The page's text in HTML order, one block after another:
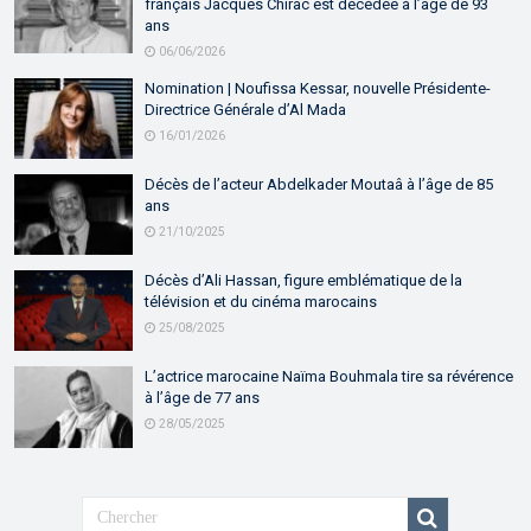
français Jacques Chirac est décédée à l’âge de 93
ans
06/06/2026
Nomination | Noufissa Kessar, nouvelle Présidente-
Directrice Générale d’Al Mada
16/01/2026
Décès de l’acteur Abdelkader Moutaâ à l’âge de 85
ans
21/10/2025
Décès d’Ali Hassan, figure emblématique de la
télévision et du cinéma marocains
25/08/2025
L’actrice marocaine Naïma Bouhmala tire sa révérence
à l’âge de 77 ans
28/05/2025